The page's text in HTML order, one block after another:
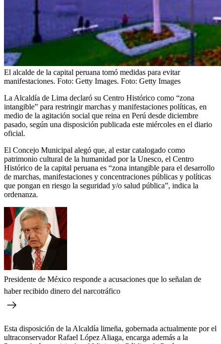
El alcalde de la capital peruana tomó medidas para evitar
manifestaciones. Foto: Getty Images. Foto: Getty Images
La Alcaldía de Lima declaró su Centro Histórico como “zona
intangible” para restringir marchas y manifestaciones políticas, en
medio de la agitación social que reina en Perú desde diciembre
pasado, según una disposición publicada este miércoles en el diario
oficial.
El Concejo Municipal alegó que, al estar catalogado como
patrimonio cultural de la humanidad por la Unesco, el Centro
Histórico de la capital peruana es “zona intangible para el desarrollo
de marchas, manifestaciones y concentraciones públicas y políticas
que pongan en riesgo la seguridad y/o salud pública”, indica la
ordenanza.
Presidente de México responde a acusaciones que lo señalan de
haber recibido dinero del narcotráfico
Esta disposición de la Alcaldía limeña, gobernada actualmente por el
ultraconservador Rafael López Aliaga, encarga además a la